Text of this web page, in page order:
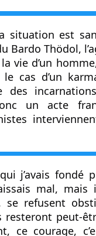
situation est
Bardo Thödol,
vie d’un
cas d’un
un acte
j’avais fondé
mal, mais
se refusent
peut-
ce courage,